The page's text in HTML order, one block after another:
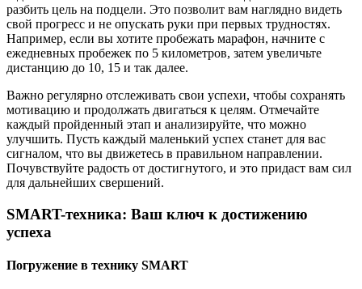
разбить цель на подцели. Это позволит вам наглядно видеть
свой прогресс и не опускать руки при первых трудностях.
Например, если вы хотите пробежать марафон, начните с
ежедневных пробежек по 5 километров, затем увеличьте
дистанцию до 10, 15 и так далее.
Важно регулярно отслеживать свои успехи, чтобы сохранять
мотивацию и продолжать двигаться к целям. Отмечайте
каждый пройденный этап и анализируйте, что можно
улучшить. Пусть каждый маленький успех станет для вас
сигналом, что вы движетесь в правильном направлении.
Почувствуйте радость от достигнутого, и это придаст вам сил
для дальнейших свершений.
SMART-техника: Ваш ключ к достижению
успеха
Погружение в технику SMART